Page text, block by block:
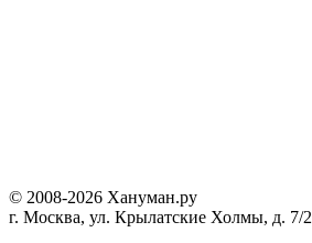
© 2008-2026 Хануман.ру
г. Москва, ул. Крылатские Холмы, д. 7/2